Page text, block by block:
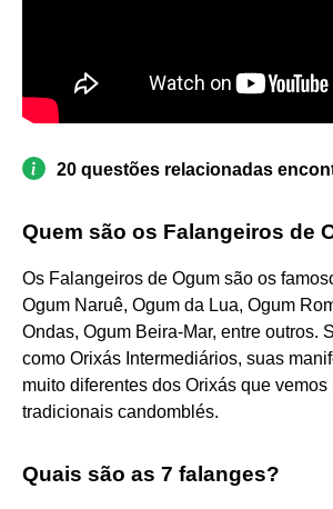
20 questões relacionadas
Quem são os Falangeiros de
Os Falangeiros de Ogum são os
Ogum Naruê, Ogum da Lua, Ogum
Ondas, Ogum Beira-Mar, entre outros.
como Orixás Intermediários, suas
muito diferentes dos Orixás que
tradicionais candomblés.
Quais são as 7 falanges?